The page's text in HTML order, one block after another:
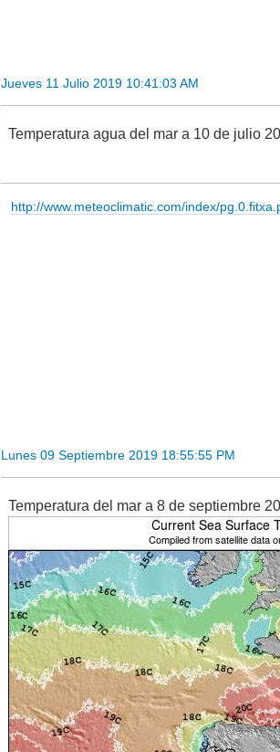
Jueves 11 Julio 2019 10:41:03 AM
Temperatura agua del mar a 10 de julio
http://www.meteoclimatic.com/index/
Lunes 09 Septiembre 2019 18:55:55 PM
Temperatura del mar a 8 de septiembre